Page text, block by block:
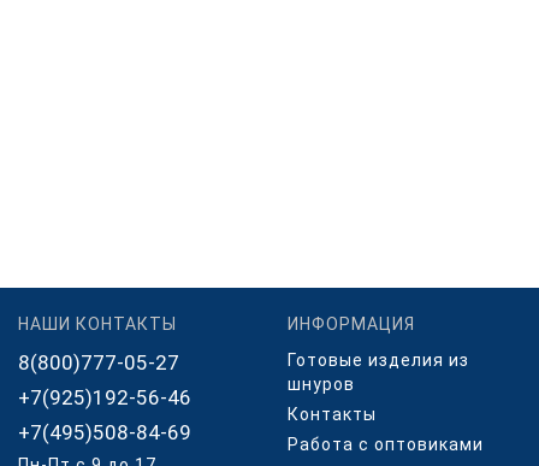
НАШИ КОНТАКТЫ
8(800)777-05-27
+7(925)192-56-46
+7(495)508-84-69
ИНФОРМАЦИЯ
Готовые изделия из
шнуров
Контакты
Работа с оптовиками